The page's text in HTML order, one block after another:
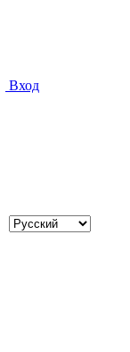
Вход